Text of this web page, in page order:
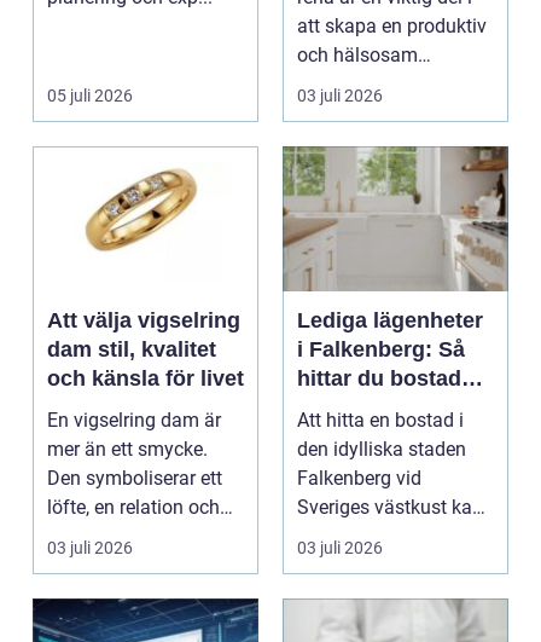
05 juli 2026
att skapa en produktiv
och hälsosam
arbetsmiljö. En...
03 juli 2026
Att välja vigselring
dam stil, kvalitet
och känsla för livet
En vigselring dam är
mer än ett smycke.
Den symboliserar ett
löfte, en relation och
en gemensam fram...
03 juli 2026
Lediga lägenheter
i Falkenberg: Så
hittar du bostaden
för dig
Att hitta en bostad i
den idylliska staden
Falkenberg vid
Sveriges västkust kan
vara både...
03 juli 2026